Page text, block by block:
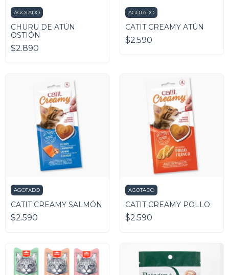
AGOTADO
CHURU DE ATÚN
OSTIÓN
$2.890
AGOTADO
CATIT CREAMY ATÚN
$2.590
AGOTADO
CATIT CREAMY SALMÓN
$2.590
AGOTADO
CATIT CREAMY POLLO
$2.590